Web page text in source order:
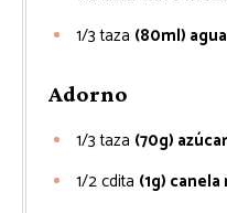
1/3 taza (80ml) agua
Adorno
1/3 taza (70g) azúcar
1/2cdita (1g)